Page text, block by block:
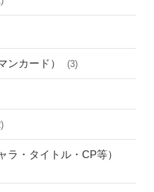
ンカード） (3)
ラ・タイトル・CP等）